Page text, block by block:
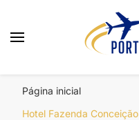
Página inicial
Hotel Fazenda